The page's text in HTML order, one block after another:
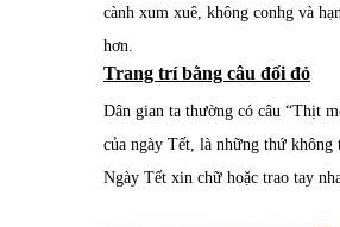
cành xum xuê, không conhg và
hơn.
Trang trí bằng câu đối đỏ
Dân gian ta thường có câu “Thịt
của ngày Tết, là những thứ không
Ngày Tết xin chữ hoặc trao tay